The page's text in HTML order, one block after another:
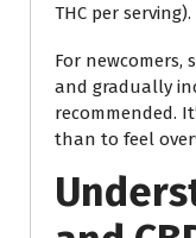
THC per serving).
For
and gradually
recommended.
than to feel